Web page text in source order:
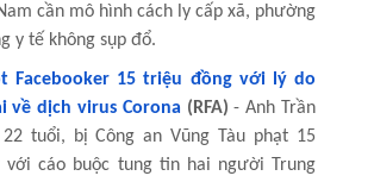
cần mô hình cách ly cấp xã, phường
y tế không sụp đổ.
Facebooker 15 triệu đồng với lý do
về dịch virus Corona (RFA) - Anh Trần
22 tuổi, bị Công an Vũng Tàu phạt 15
với cáo buộc tung tin hai người Trung